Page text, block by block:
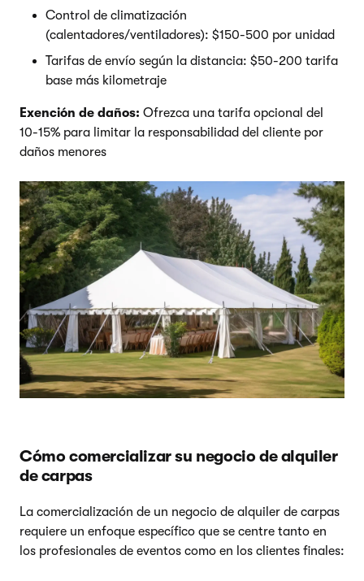
Control de climatización
(calentadores/ventiladores): $150-500 por unidad
Tarifas de envío según la distancia: $50-200 tarifa
base más kilometraje
Exención de daños: Ofrezca una tarifa opcional del
10-15% para limitar la responsabilidad del cliente por
daños menores
Cómo comercializar su negocio de alquiler
de carpas
La comercialización de un negocio de alquiler de carpas
requiere un enfoque específico que se centre tanto en
los profesionales de eventos como en los clientes finales: